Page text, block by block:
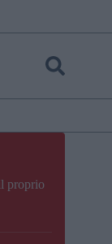
proprio